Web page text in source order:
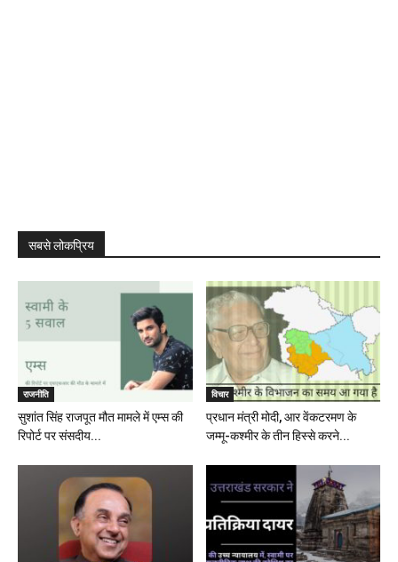
सबसे लोकप्रिय
राजनीति
सुशांत सिंह राजपूत मौत मामले में एम्स की
रिपोर्ट पर संसदीय...
विचार
प्रधान मंत्री मोदी, आर वेंकटरमण के
जम्मू-कश्मीर के तीन हिस्से करने...